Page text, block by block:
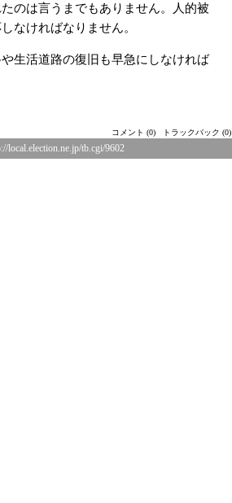
のは言うまでもありません。人的被
なければなりません。
生活道路の復旧も早急にしなければ
コメント (0) トラックバック (0)
local.election.ne.jp/tb.cgi/9602